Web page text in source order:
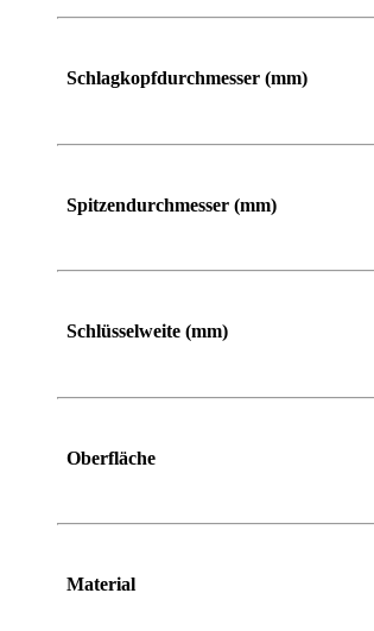
Schlagkopfdurchmesser (mm)
Spitzendurchmesser (mm)
Schlüsselweite (mm)
Oberfläche
Material